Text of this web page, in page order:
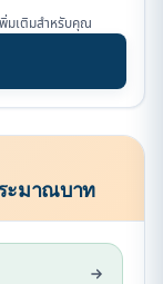
พิ่มเติมสำหรับคุณ
ะมาณบาท